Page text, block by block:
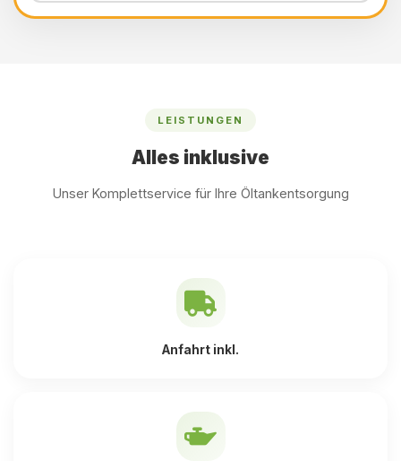
LEISTUNGEN
Alles inklusive
Unser Komplettservice für Ihre Öltankentsorgung
Anfahrt inkl.